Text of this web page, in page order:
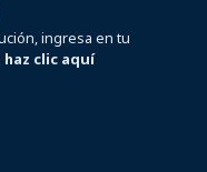
ingresa en tu
haz clic aquí